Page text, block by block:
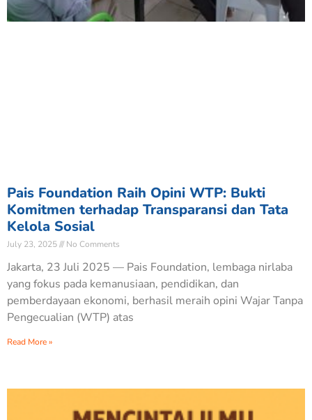
Pais Foundation Raih Opini WTP: Bukti
Komitmen terhadap Transparansi dan Tata
Kelola Sosial
July 23, 2025 No Comments
Jakarta, 23 Juli 2025 — Pais Foundation, lembaga nirlaba
yang fokus pada kemanusiaan, pendidikan, dan
pemberdayaan ekonomi, berhasil meraih opini Wajar Tanpa
Pengecualian (WTP) atas
Read More »